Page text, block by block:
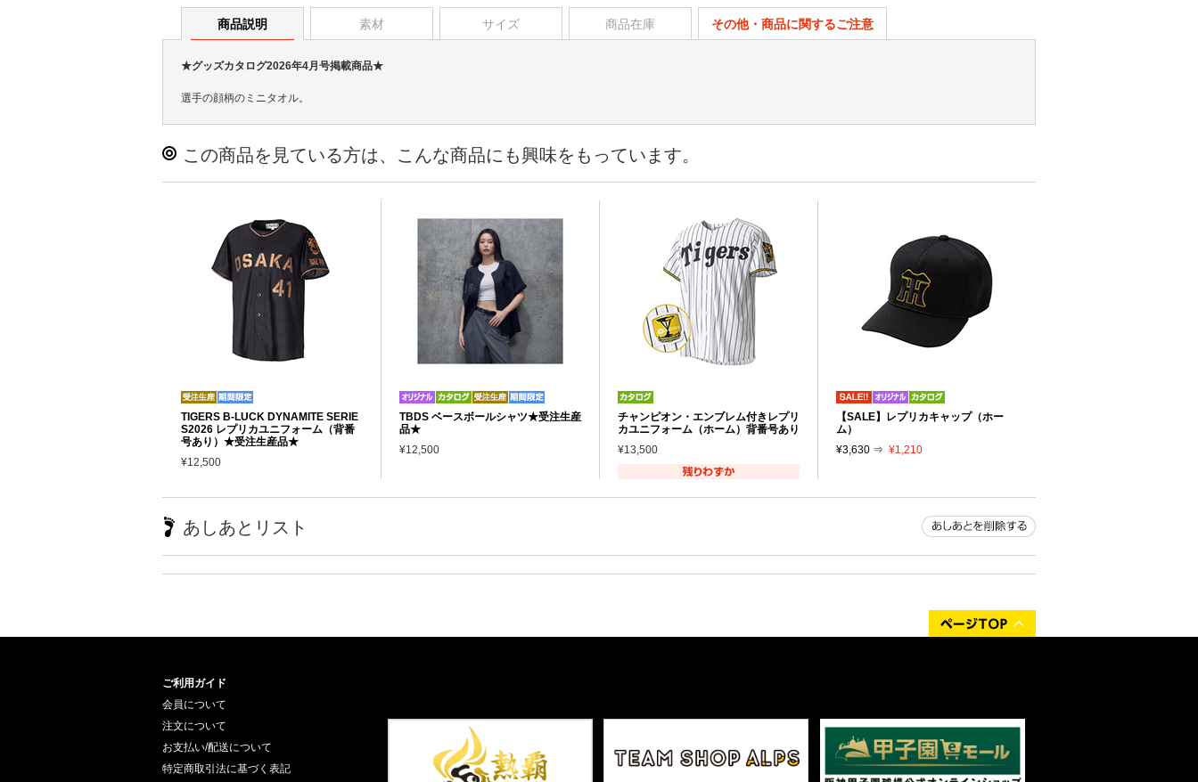
商品説明 素材 サイズ 商品在庫 その他・商品に関するご注意
★グッズカタログ2026年4月号掲載商品★
選手の顔柄のミニタオル。
この商品を見ている方は、こんな商品にも興味をもっています。
TIGERS B-LUCK DYNAMITE SERIE
S2026 レプリカユニフォーム（背番
号あり）★受注生産品★
¥12,500
TBDS ベースボールシャツ★受注生産
品★
¥12,500
チャンピオン・エンブレム付きレプリ
カユニフォーム（ホーム）背番号あり
¥13,500
【SALE】レプリカキャップ（ホー
ム）
¥3,630 ⇒ ¥1,210
あしあとリスト
ご利用ガイド
会員について
注文について
お支払い/配送について
特定商取引法に基づく表記